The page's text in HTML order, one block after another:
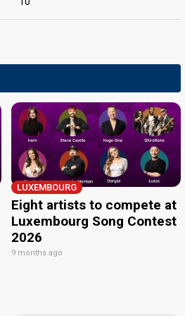
edit
LUXEMBOURG
Eight artists to compete at
Luxembourg Song Contest
2026
9 months ago